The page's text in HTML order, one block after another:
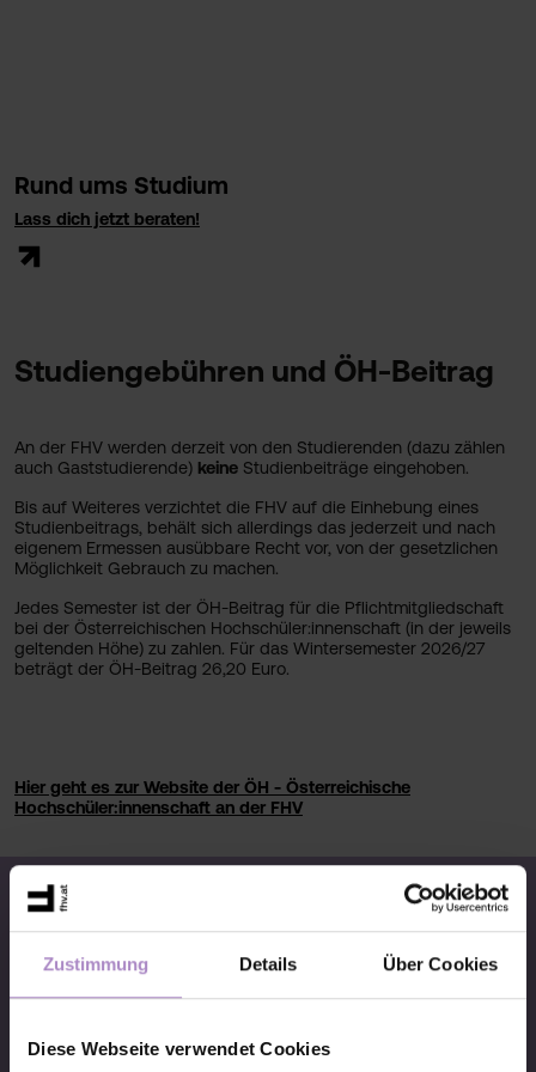
Zustimmung Details Über Cookies
Diese Webseite verwendet Cookies
Rund ums Studium
Lass dich jetzt beraten!
Studiengebühren und ÖH-Beitrag
An der FHV werden derzeit von den Studierenden (dazu zählen
auch Gaststudierende) keine Studienbeiträge eingehoben.
Bis auf Weiteres verzichtet die FHV auf die Einhebung eines
Studienbeitrags, behält sich allerdings das jederzeit und nach
eigenem Ermessen ausübbare Recht vor, von der gesetzlichen
Möglichkeit Gebrauch zu machen.
Jedes Semester ist der ÖH-Beitrag für die Pflichtmitgliedschaft
bei der Österreichischen Hochschüler:innenschaft (in der jeweils
geltenden Höhe) zu zahlen. Für das Wintersemester 2026/27
beträgt der ÖH-Beitrag 26,20 Euro.
Hier geht es zur Website der ÖH - Österreichische
Hochschüler:innenschaft an der FHV
© FHV 2026